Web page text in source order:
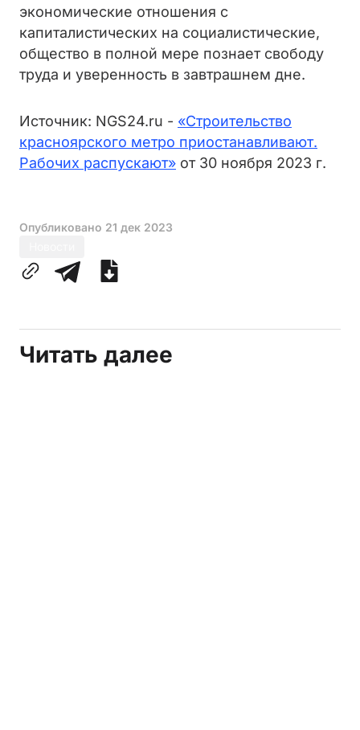
экономические отношения с
капиталистических на социалистические,
общество в полной мере познает свободу
труда и уверенность в завтрашнем дне.
Источник: NGS24.ru - «Строительство
красноярского метро приостанавливают.
Рабочих распускают» от 30 ноября 2023 г.
Опубликовано 21 дек 2023
Читать далее